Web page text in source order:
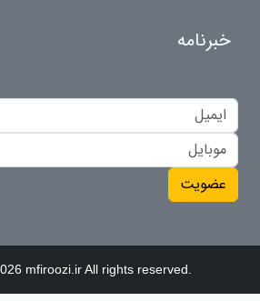
خبرنامه
عضویت
mfiroozi.ir All rights reserved.